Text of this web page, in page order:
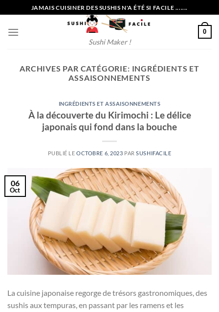
au
contenu
JAMAIS CUISINER DES SUSHIS N'A ÉTÉ SI FACILE .......
Sushi Maker !
0
ARCHIVES PAR CATÉGORIE: INGRÉDIENTS ET
ASSAISONNEMENTS
INGRÉDIENTS ET ASSAISONNEMENTS
À la découverte du Kirimochi : Le délice
japonais qui fond dans la bouche
PUBLIÉ LEOCTOBRE 6, 2023 PARSUSHIFACILE
06
Oct
La cuisine japonaise regorge de trésors gastronomiques, des
sushis aux tempuras, en passant par les ramens et les